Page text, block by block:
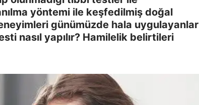
yöntemi ile keşfedilmiş doğal
günümüzde hala uygulayanlar
nasıl yapılır? Hamilelik belirtileri